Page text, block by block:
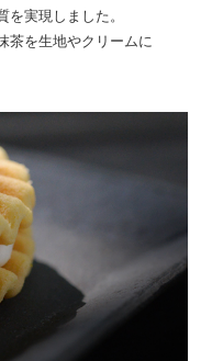
実現しました。
茶を生地やクリームに